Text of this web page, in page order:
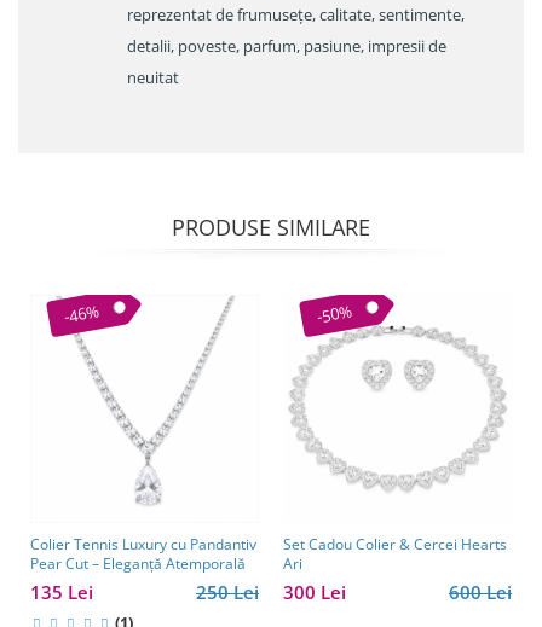
reprezentat de frumusețe, calitate, sentimente,
detalii, poveste, parfum, pasiune, impresii de
neuitat
PRODUSE SIMILARE
-46%
Colier Tennis Luxury cu Pandantiv
Pear Cut – Eleganță Atemporală
250 Lei
135 Lei
(1)
-50%
Set Cadou Colier & Cercei Hearts
Ari
600 Lei
300 Lei